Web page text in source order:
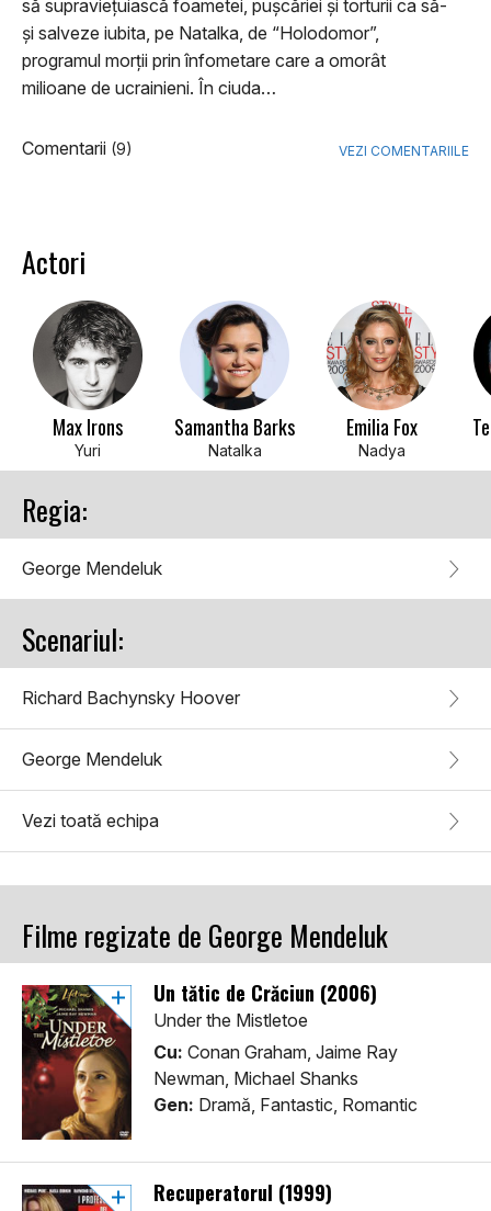
să supraviețuiască foametei, pușcăriei și torturii ca să-
și salveze iubita, pe Natalka, de “Holodomor”,
programul morții prin înfometare care a omorât
milioane de ucrainieni. În ciuda…
Comentarii (9) VEZI COMENTARIILE
Actori
Max Irons
Yuri
Samantha Barks
Natalka
Emilia Fox
Nadya
Regia:
George Mendeluk
Scenariul:
Richard Bachynsky Hoover
George Mendeluk
Vezi toată echipa
Filme regizate de George Mendeluk
Un tătic de Crăciun (2006)
Under the Mistletoe
Cu: Conan Graham, Jaime Ray
Newman, Michael Shanks
Gen: Dramă, Fantastic, Romantic
Recuperatorul (1999)